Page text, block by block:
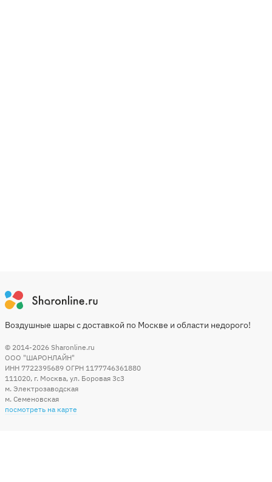
Воздушные шары с доставкой по Москве и области недорого!
© 2014-2026 Sharonline.ru
ООО "ШАРОНЛАЙН"
ИНН 7722395689 ОГРН 1177746361880
111020, г. Москва, ул. Боровая 3c3
м. Электрозаводская
м. Семеновская
посмотреть на карте